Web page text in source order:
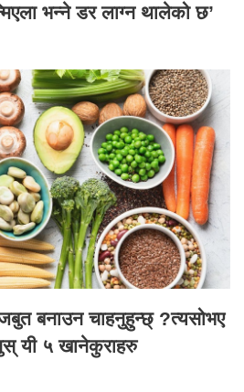
भन्ने डर लाग्न थालेको छ’
बनाउन चाहनुहुन्छ् ?त्यसोभए
यी ५ खानेकुराहरु